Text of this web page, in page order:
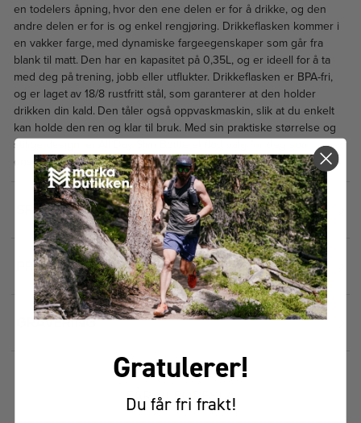
en todelers åpning, hvor den ene delen er for å drikke, og den
andre delen er for is og enkel rengjøring. Drikkeflasken kommer i
en vakker farge, med dynamiske fargeegenskaper som går fra
blank til matt. Den har en kapasitet på 0,35L, og er ideell for å ta
med deg på trening, jobb eller utflukter. Drikkeflasken er BPA-fri,
og er laget av 18/8 rustfritt stål, som garanterer at den holder
drikken din kald. Den tåler også oppvaskmaskin, slik at du enkelt
kan holde den ren og klar til bruk. Med sin praktiske størrelse og
stilige design, er All Day Slim Bottle et flott valg for deg som
ønsker å holde deg hydrert hele dagen, uansett hvor du er.
SPESIFIKASJONER 2
PRISHISTORIKK
GRAVERING
FÅR VI FORESLÅ
Gratulerer!
Du får fri frakt!